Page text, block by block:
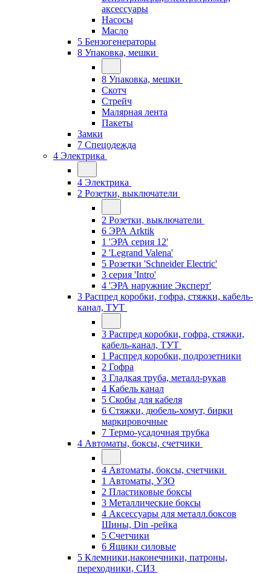
аксессуары
Насосы
Масло
5 Бензогенераторы
8 Упаковка, мешки
8 Упаковка, мешки
Скотч
Стрейч
Малярная лента
Пакеты
Замки
7 Спецодежда
4 Электрика
4 Электрика
2 Розетки, выключатели
2 Розетки, выключатели
6 ЭРА Arktik
1 'ЭРА серия 12'
2 'Legrand Valena'
5 Розетки 'Schneider Electric'
3 серия 'Intro'
4 'ЭРА наружние Эксперт'
3 Распред коробки, гофра, стяжки, кабель-
канал, ТУТ
3 Распред коробки, гофра, стяжки,
кабель-канал, ТУТ
1 Распред коробки, подрозетники
2 Гофра
3 Гладкая труба, металл-рукав
4 Кабель канал
5 Скобы для кабеля
6 Стяжки, дюбель-хомут, бирки
маркировочные
7 Термо-усадочная трубка
4 Автоматы, боксы, счетчики
4 Автоматы, боксы, счетчики
1 Автоматы, УЗО
2 Пластиковые боксы
3 Металлические боксы
4 Аксессуары для металл.боксов
Шины, Din -рейка
5 Счетчики
6 Ящики силовые
5 Клемники,наконечники, патроны,
переходники, СИЗ